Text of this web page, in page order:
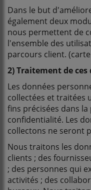
Dans le but
également deux
nous permettent de
l'ensemble des
parcours client.
2) Traitement de ces
Les données
collectées et traitées
fins précisées dans
confidentialité. Les
collectons ne seront
Nous traitons les
clients ; des
; des personnes qui
activités ; des